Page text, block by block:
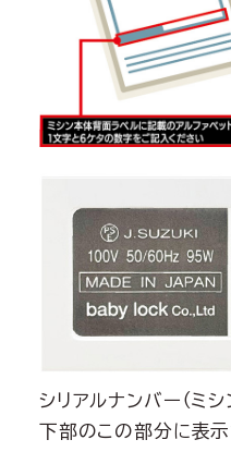
シリアルナンバー（ミ
下部のこの部分に表示